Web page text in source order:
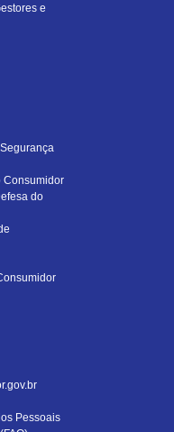
e
Consumidor
do
Pessoais